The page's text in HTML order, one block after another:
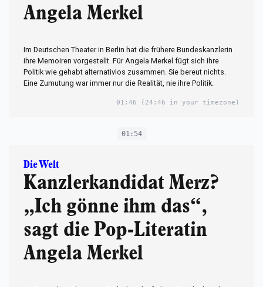
Angela Merkel
Im Deutschen Theater in Berlin hat die frühere Bundeskanzlerin
ihre Memoiren vorgestellt. Für Angela Merkel fügt sich ihre
Politik wie gehabt alternativlos zusammen. Sie bereut nichts.
Eine Zumutung war immer nur die Realität, nie ihre Politik.
01:46 (24:46 in your timezone)
01:54
Die Welt
Kanzlerkandidat Merz?
„Ich gönne ihm das“,
sagt die Pop-Literatin
Angela Merkel